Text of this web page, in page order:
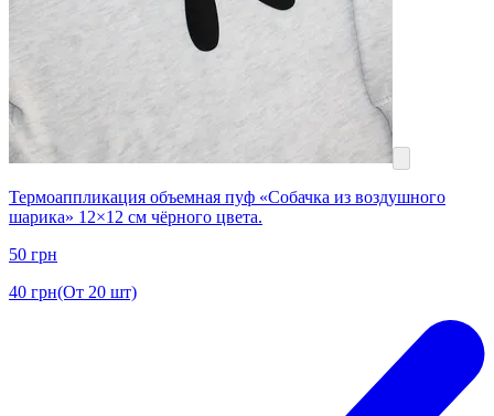
Термоаппликация объемная пуф «Собачка из воздушного
шарика» 12×12 см чёрного цвета.
50 грн
40 грн(От 20 шт)